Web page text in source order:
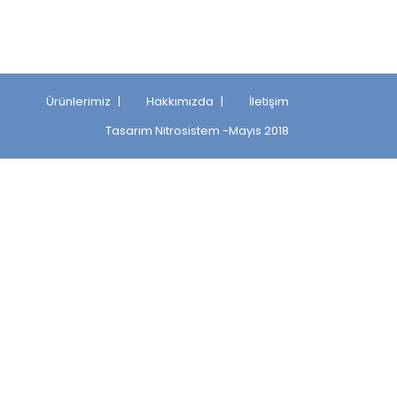
Ürünlerimiz Hakkımızda
İletişim
Tasarım Nitrosistem -Mayıs 2018